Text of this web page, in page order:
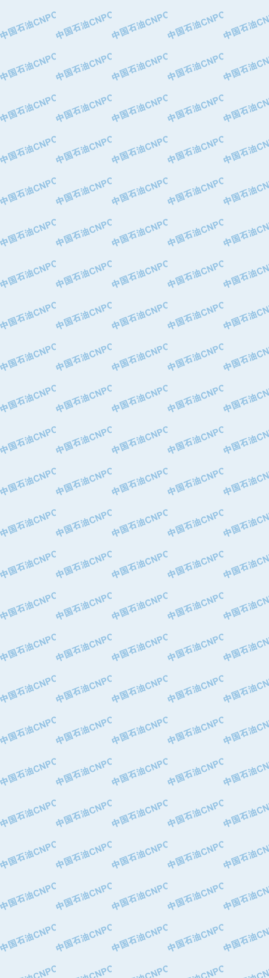
·中国石油锦西石化分公司
·大港油田集团有限责任公司
·深圳市肯多斯实业发展有限公司
·山东墨龙石油机械股份有限公司
·无锡西姆莱斯石油专用管制造有限公
·武汉钢铁（集团）公司
·马鞍山钢铁股份有限公司
·中国石油天然气股份有限公司兰州石
·中国石化茂名石化分公司
·中国石油大港油田分公司
·靖江市天和泵业有限公司
·中油油气勘探软件国家工程研究中心
·西安长庆钻宇集团咸阳石化有限公司
·新疆新冠控制系统工程有限公司
·新疆安维消防设施器材有限公司
·华北石油津工机械制造有限公司
·上海山武控制仪表有限公司
·上海赛科石油化工有限责任公司
·上海高桥石化
·中国石化扬子石油化工股份有限公司
·中国石化长岭炼化公司
·中国石油长庆油田分公司
·山东墨龙石油机械股份有限公司
·大庆油田物资集团
·南阳防爆集团有限公司
·乳山市力久特种电机有限公司
·无锡西姆莱斯石油专用管制造有限公
·沈阳全密封变压器股份有限公司
·河北华北石油天成实业集团有限公司
·特变电工股份有限公司
·中国石化镇海炼油化工股份有限公司
·重庆川东阀门制造有限公司
·三明高中压阀门有限公司
·宁波永泰塑料机械有限公司宁波高压
·上海人民企业集团有限公司
·西安巨力石油技术有限责任公司
·青岛汉缆股份有限公司
·厦门市榕兴新世纪石油设备制造有限
·大港油田集团中成机械制造有限公司
·承德司达石油装备开发公司
·四川明星电缆有限公司
·中国石油大庆石油化工总厂
·中国石油化工股份有限公司催化剂长
·北京长空工业有限公司
·北京中旭阳光石油天然气科技有限公
·托肯恒山科技（广州）有限公司
·北京德泰联华科技发展有限公司
·美钻石油钻采系统（上海）有限公司
·陕西爱瑞德控制工程有限公司
·成都皖东仪表电缆成套系统有限公司
·成都中寰机电设备有限公司
·河北保定天威集团特变电气有限公司
·中国石油辽阳石油化纤公司